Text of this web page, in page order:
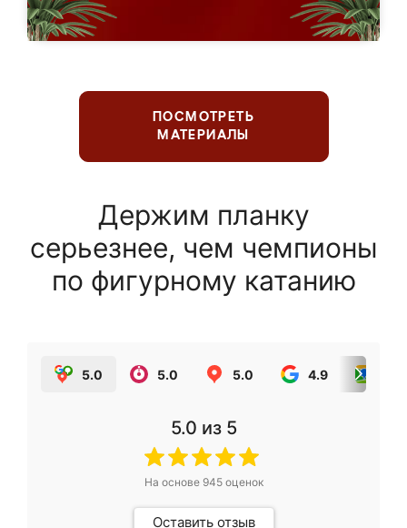
ПОСМОТРЕТЬ
МАТЕРИАЛЫ
Держим планку
серьезнее, чем чемпионы
по фигурному катанию
5.0 5.0 5.0 4.9
5.0 из 5
На основе 945оценок
Оставить отзыв